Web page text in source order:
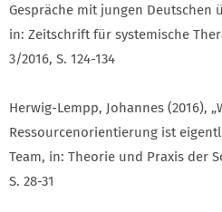
Gespräche mit jungen
in: Zeitschrift für systemische
3/2016, S. 124-134
Herwig-Lempp, Johannes (2016),
Ressourcenorientierung ist
Team, in: Theorie und Praxis der
S. 28-31